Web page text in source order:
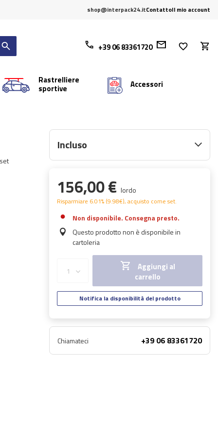
shop@interpack24.itContattoIl mio account
+39 06 83361720
Rastrelliere
sportive Accessori
Incluso
156,00 € lordo
Risparmiare 6.01% (9.98€), acquisto come set.
Non disponibile. Consegna presto.
Questo prodotto non è disponibile in
cartoleria
carrello
Notifica la disponibilità del prodotto
Chiamateci +39 06 83361720